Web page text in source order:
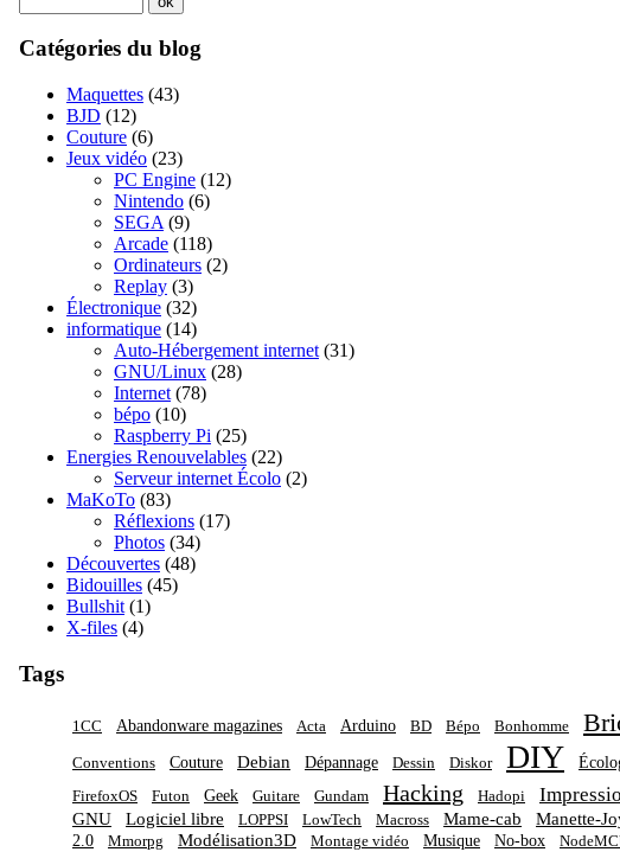
Catégories du blog
Maquettes (43)
BJD (12)
Couture (6)
Jeux vidéo (23)
PC Engine (12)
Nintendo (6)
SEGA (9)
Arcade (118)
Ordinateurs (2)
Replay (3)
Électronique (32)
informatique (14)
Auto-Hébergement internet (31)
GNU/Linux (28)
Internet (78)
bépo (10)
Raspberry Pi (25)
Energies Renouvelables (22)
Serveur internet Écolo (2)
MaKoTo (83)
Réflexions (17)
Photos (34)
Découvertes (48)
Bidouilles (45)
Bullshit (1)
X-files (4)
Tags
1CC Abandonware magazines Acta Arduino BD Bépo Bonhomme
Conventions Couture Debian Dépannage Dessin Diskor DIY
FirefoxOS
Futon Geek Guitare Gundam Hacking Hadopi
GNU
Logiciel libre LOPPSI LowTech Macross Mame-cab Manette-
2.0
Mmorpg Modélisation3D Montage vidéo Musique No-box